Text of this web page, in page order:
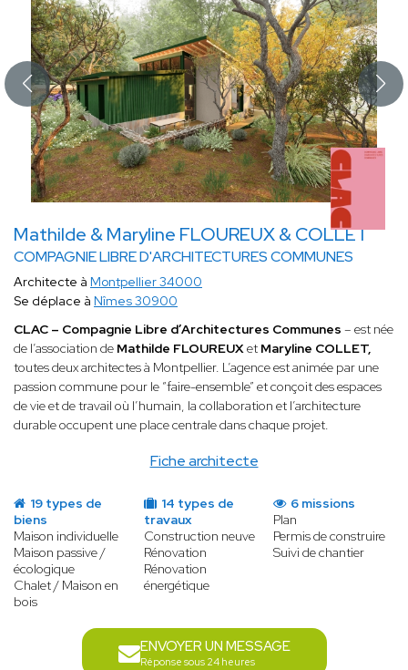
Mathilde & Maryline FLOUREUX & COLLET
COMPAGNIE LIBRE D'ARCHITECTURES COMMUNES
Fiche architecte
Architecte à Montpellier 34000
Se déplace à Nîmes 30900
CLAC – Compagnie Libre d’Architectures Communes – est née
de l’association de Mathilde FLOUREUXet Maryline COLLET,
toutes deux architectes à Montpellier. L’agence est animée par une
passion commune pour le “faire-ensemble” et conçoit des espaces
de vie et de travail où l’humain, la collaboration et l’architecture
durable occupent une place centrale dans chaque projet.
19 types de
biens
Maison individuelle
Maison passive /
écologique
Chalet / Maison en
bois
14 types de
travaux
Construction neuve
Rénovation
Rénovation
énergétique
6 missions
Plan
Permis de construire
Suivi de chantier
ENVOYER UN MESSAGE
Réponse sous 24 heures